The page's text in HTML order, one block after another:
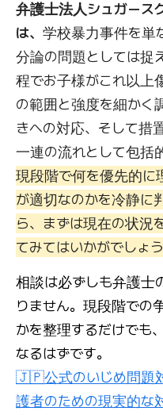
弁護士法人シュガース
は、 学校暴力事件を単
分論の問題としては捉
程でお子様がこれ以上
の範囲と強度を細かく
きへの対応、そして措
一連の流れとして包括
現段階で何を優先的に
が適切なのかを冷静に
ら、まずは現在の状況
てみてはいかがでしょう
相談は必ずしも弁護士
りません。現段階での
かを整理するだけでも
なるはずです。
🇯🇵公式のいじめ問題
護者のための現実的な